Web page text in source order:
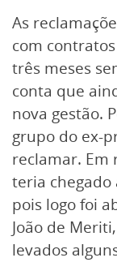
As
com
três meses
conta que
nova gestão.
grupo do ex-
reclamar. Em
teria chegado
pois logo foi
João de
levados